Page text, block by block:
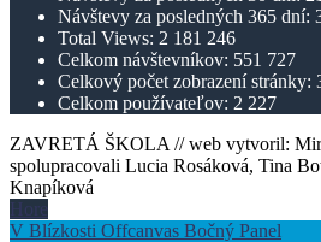
Návštevy za posledných 365 dní:
Total Views: 2 181 246
Celkom návštevníkov: 551 727
Celkový počet zobrazení stránky:
Celkom používateľov: 2 227
ZAVRETÁ ŠKOLA // web vytvoril:
spolupracovali Lucia Rosáková, Tina
Knapíková
Hore
V Blízkosti Offcanvas Bočný Panel